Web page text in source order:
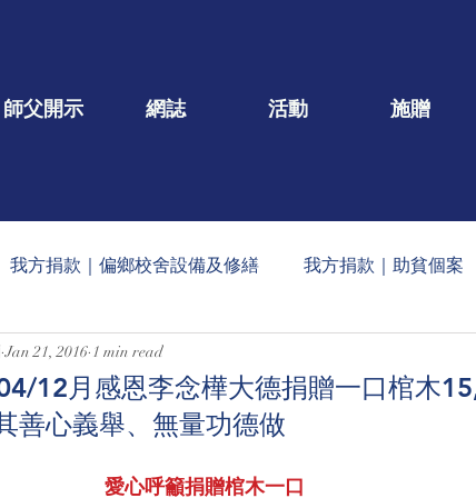
師父開示 網誌 活動 施贈
我方捐款｜偏鄉校舍設備及修繕 我方捐款｜助貧個案
大德名單公告 每月定期收到的捐款公告
玄人勉語 法會/活動/壇院盛事
12月感恩李念樺大德捐贈一口棺木
善心義舉、無量功德做
Jan 21, 2016 1 min read
愛心呼籲捐贈棺木一口